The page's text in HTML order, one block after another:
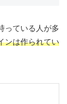
っている人が多
ンは作られてい